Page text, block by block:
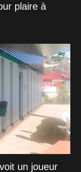
plaire à
un joueur